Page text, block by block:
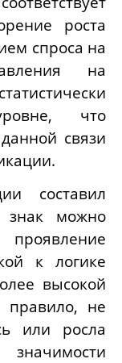
роста
спроса на
на
что
связи
составил
знак можно
к логике
высокой
правило, не
или росла